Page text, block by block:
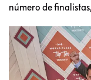
número de